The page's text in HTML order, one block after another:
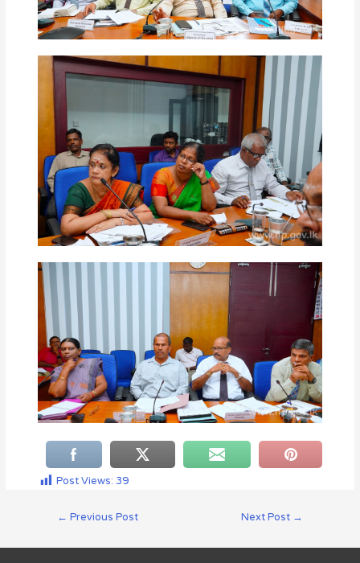
Post Views: 39
← Previous Post Next Post →